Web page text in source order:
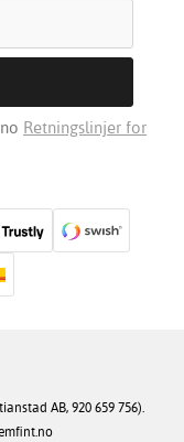
Retningslinjer for
AB, 920 659 756).